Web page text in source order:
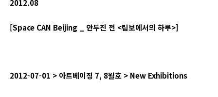
2012.08
[Space CAN Beijing _ 안두진 전 <림보에서의 하루>]
2012-07-01 > 아트베이징 7, 8월호 > New Exhibitions